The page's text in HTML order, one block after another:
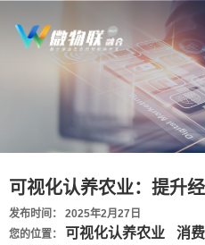
可视化认养农业：提升
发布时间： 2025年2月27日
您的位置： 可视化认养农业 消